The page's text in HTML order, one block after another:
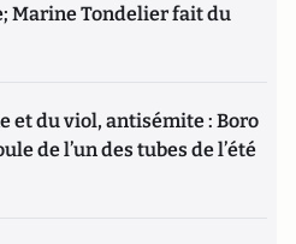
Marine Tondelier fait du
et du viol, antisémite : Boro
de l’un des tubes de l’été